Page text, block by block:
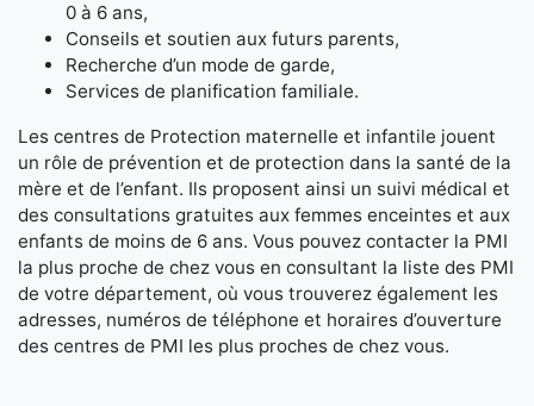
0 à 6 ans,
Conseils et soutien aux futurs parents,
Recherche d’un mode de garde,
Services de planification familiale.
Les centres de Protection maternelle et infantile jouent
un rôle de prévention et de protection dans la santé de la
mère et de l’enfant. Ils proposent ainsi un suivi médical et
des consultations gratuites aux femmes enceintes et aux
enfants de moins de 6 ans. Vous pouvez contacter la PMI
la plus proche de chez vous en consultant la liste des PMI
de votre département, où vous trouverez également les
adresses, numéros de téléphone et horaires d’ouverture
des centres de PMI les plus proches de chez vous.